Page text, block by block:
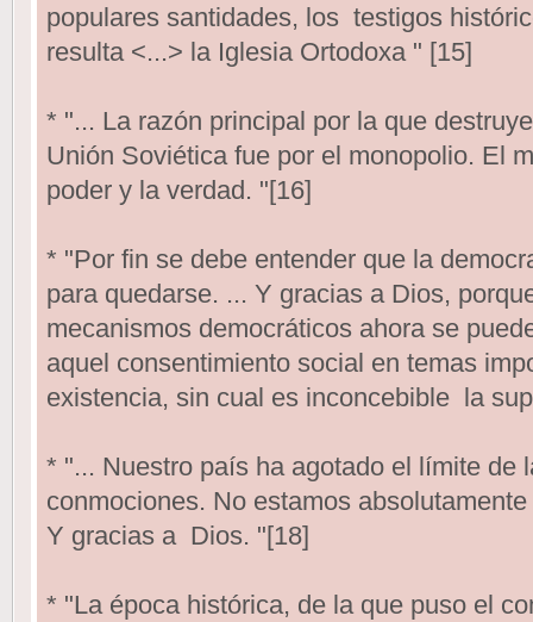
populares santidades, los testigos
resulta <...> la Iglesia Ortodoxa " [15]
* "... La razón principal por la que
Unión Soviética fue por el monopolio. El
poder y la verdad. "[16]
* "Por fin se debe entender que la
para quedarse. ... Y gracias a Dios,
mecanismos democráticos ahora se
aquel consentimiento social en temas
existencia, sin cual es inconcebible la
* "... Nuestro país ha agotado el límite de
conmociones. No estamos
Y gracias a Dios. "[18]
* "La época histórica, de la que puso el